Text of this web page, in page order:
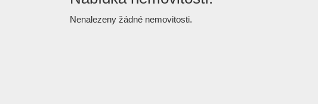
Nenalezeny žádné nemovitosti.